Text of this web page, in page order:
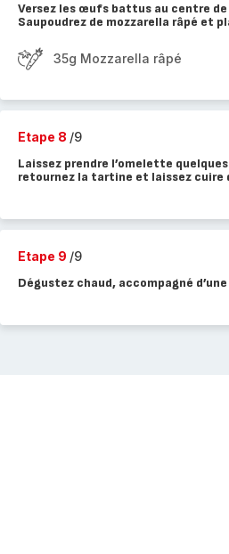
Versez les œufs battus au centre
Saupoudrez de mozzarella râpé et
35g Mozzarella râpé
Etape 8 /9
Laissez prendre l’omelette
retournez la tartine et laissez cuire
Etape 9 /9
Dégustez chaud, accompagné